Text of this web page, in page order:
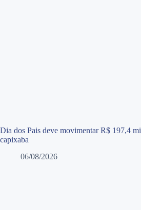
Dia dos Pais deve movimentar R$ 197,4
capixaba
06/08/2026